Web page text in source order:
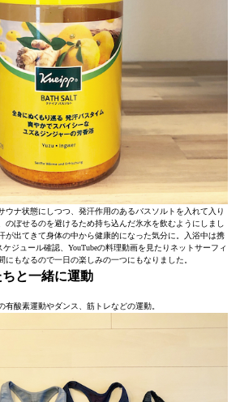
ウナ状態にしつつ、発汗作用のあるバスソルトを入れて入り
のぼせるのを避けるため持ち込んだ氷水を飲むようにしまし
が出てきて身体の中から健康的になった気分に。入浴中は携
ジュール確認、YouTubeの料理動画を見たりネットサーフィ
にもなるので一日の楽しみの一つにもなりました。
と一緒に運動
有酸素運動やダンス、筋トレなどの運動。